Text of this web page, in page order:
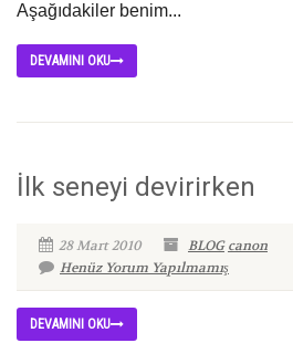
Aşağıdakiler benim...
DEVAMINI OKU
İlk seneyi devirirken
28 Mart 2010 BLOG canon
Henüz Yorum Yapılmamış
DEVAMINI OKU